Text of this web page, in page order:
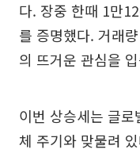
다. 장중 한때 1만
를 증명했다. 거래
의 뜨거운 관심을
이번 상승세는 글
체 주기와 맞물려